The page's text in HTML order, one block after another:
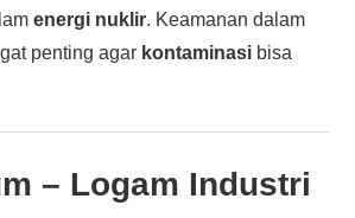
energi nuklir. Keamanan dalam
penting agar kontaminasibisa
– Logam Industri